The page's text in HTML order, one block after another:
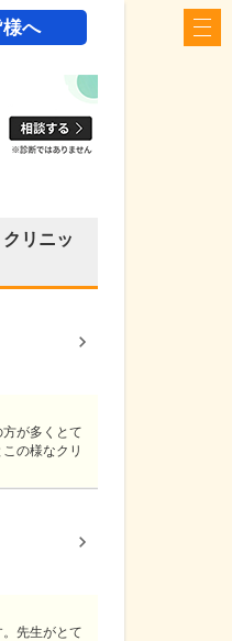
様へ
リニッ
が多くとて
の様なクリ
先生がとて